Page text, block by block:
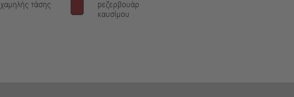
χαμηλής τάσης
pεζερβουάρ
καυσίμου